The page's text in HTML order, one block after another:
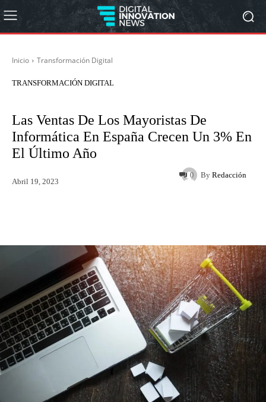
Inicio Transformación Digital
TRANSFORMACIÓN DIGITAL
Las Ventas De Los Mayoristas De
Informática En España Crecen Un 3% En
El Último Año
By Redacción
Abril 19, 2023
0